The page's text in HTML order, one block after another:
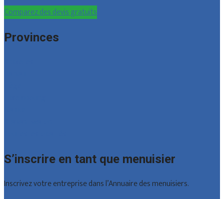
Comparez des devis gratuits
Provinces
S’inscrire en tant que menuisier
Inscrivez votre entreprise dans l’Annuaire des menuisiers.